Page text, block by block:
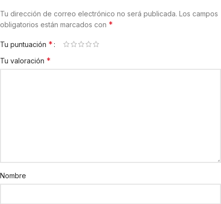
Tu dirección de correo electrónico no será publicada. Los campos
obligatorios están marcados con *
Tu puntuación *
Tu valoración *
Nombre